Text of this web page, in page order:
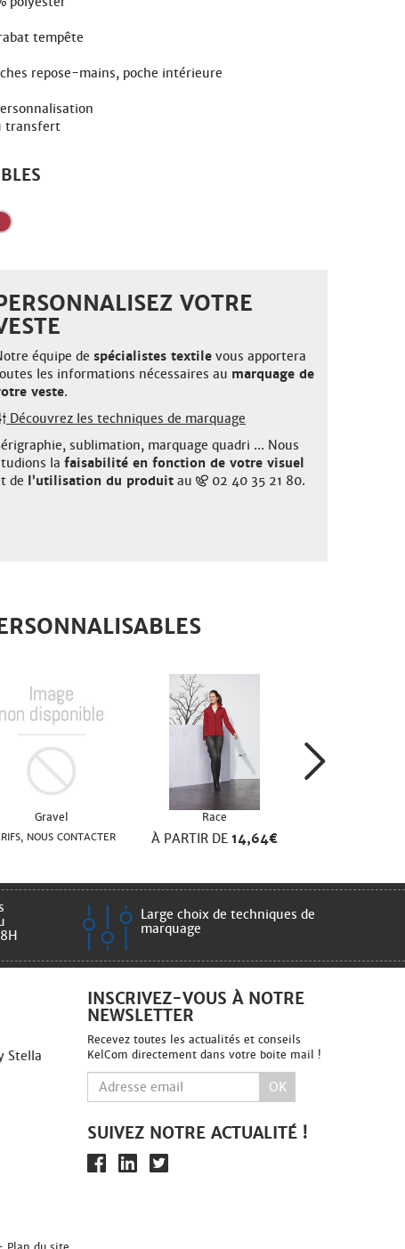
tempête
repose-mains, poche intérieure
transfert
VOTRE
équipe de spécialistes textile vous apportera
les informations nécessaires au marquage de
veste.
Découvrez les techniques de marquage
sublimation, marquage quadri ... Nous
la faisabilité en fonction de votre visuel
de l’utilisation du produit au 02 40 35 21 80.
Gravel
NOUS CONTACTER
Race
À PARTIR DE 14,64€
Large choix de techniques de
marquage
Stella
INSCRIVEZ-VOUS À NOTRE
NEWSLETTER
Recevez toutes les actualités et conseils
KelCom directement dans votre boite mail !
OK
SUIVEZ NOTRE ACTUALITÉ !